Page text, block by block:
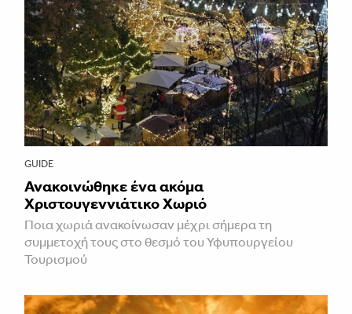
GUIDE
Ανακοινώθηκε ένα ακόμα
Χριστουγεννιάτικο Χωριό
Ποια χωριά ανακοίνωσαν μέχρι σήμερα τη
συμμετοχή τους στο θεσμό του Υφυπουργείου
Τουρισμού